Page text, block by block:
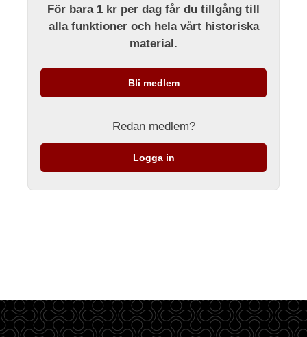
För bara 1 kr per dag får du tillgång till
alla funktioner och hela vårt historiska
material.
Bli medlem
Redan medlem?
Logga in